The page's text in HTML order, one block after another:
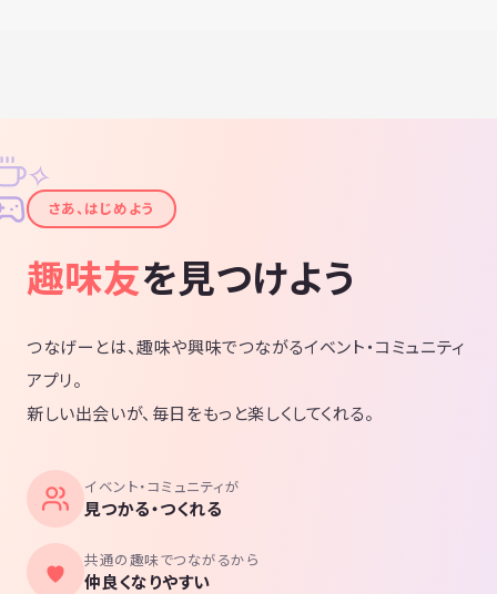
✦
✧
さあ、はじめよう
趣味友を見つけよう
つなげーとは、趣味や興味でつながるイベント・コミュニティ
アプリ。
新しい出会いが、毎日をもっと楽しくしてくれる。
イベント・コミュニティが
見つかる・つくれる
共通の趣味でつながるから
仲良くなりやすい